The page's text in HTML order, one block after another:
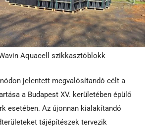
Aquacell szikkasztóblokk
jelentett megvalósítandó célt a
a Budapest XV. kerületében épülő
esetében. Az újonnan kialakítandó
tájépítészek tervezik